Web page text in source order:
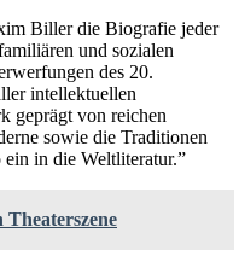
Biller die Biografie jeder
und sozialen
des 20.
intellektuellen
geprägt von reichen
sowie die Traditionen
in die Weltliteratur.”